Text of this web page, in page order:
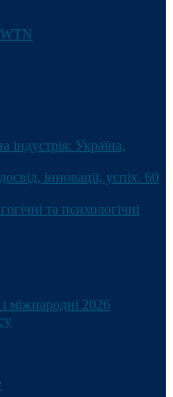
індустрія: Україна,
інновації, успіх. 60
та психологічні
міжнародні 2026